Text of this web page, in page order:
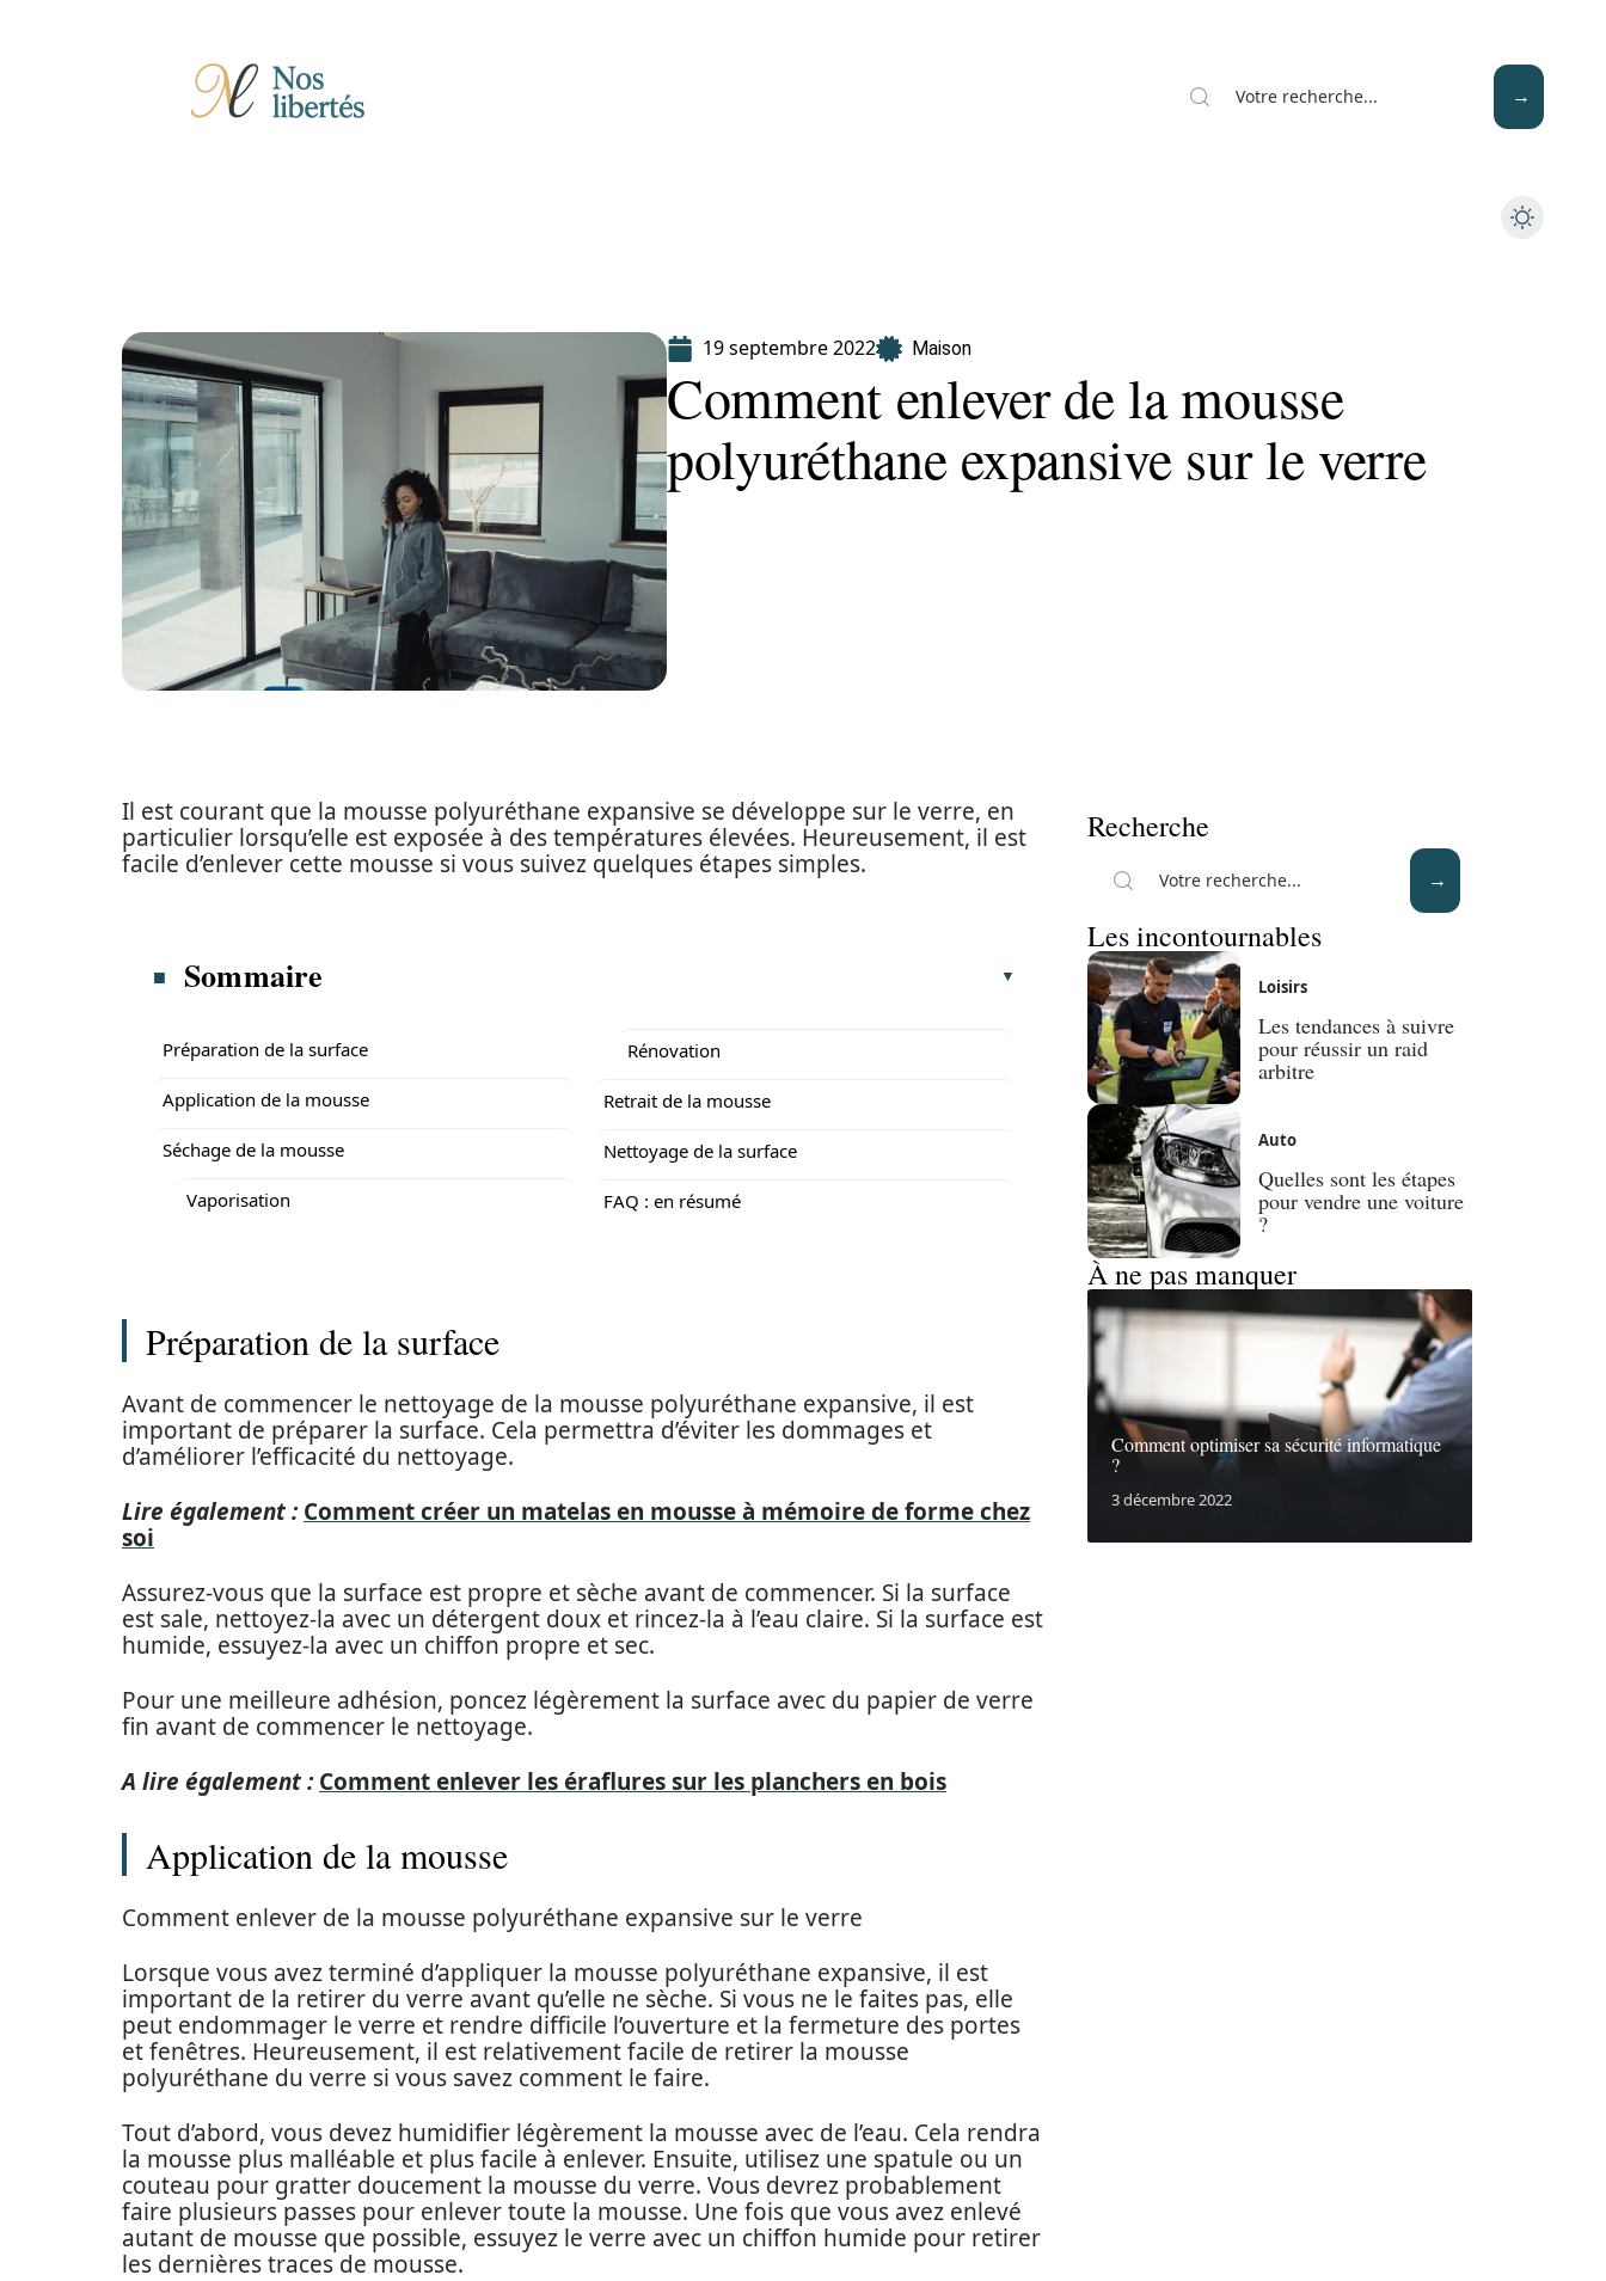
19 septembre 2022 Maison
Comment enlever de la mousse
polyuréthane expansive sur le verre
Il est courant que la mousse polyuréthane expansive se développe sur le verre, en
particulier lorsqu’elle est exposée à des températures élevées. Heureusement, il est
facile d’enlever cette mousse si vous suivez quelques étapes simples.
Sommaire
Préparation de la surface
Application de la mousse
Séchage de la mousse
Vaporisation
Rénovation
Retrait de la mousse
Nettoyage de la surface
FAQ : en résumé
Préparation de la surface
Avant de commencer le nettoyage de la mousse polyuréthane expansive, il est
important de préparer la surface. Cela permettra d’éviter les dommages et
d’améliorer l’efficacité du nettoyage.
Lire également : Comment créer un matelas en mousse à mémoire de forme chez
soi
Assurez-vous que la surface est propre et sèche avant de commencer. Si la surface
est sale, nettoyez-la avec un détergent doux et rincez-la à l’eau claire. Si la surface est
humide, essuyez-la avec un chiffon propre et sec.
Pour une meilleure adhésion, poncez légèrement la surface avec du papier de verre
fin avant de commencer le nettoyage.
A lire également : Comment enlever les éraflures sur les planchers en bois
Application de la mousse
Comment enlever de la mousse polyuréthane expansive sur le verre
Lorsque vous avez terminé d’appliquer la mousse polyuréthane expansive, il est
important de la retirer du verre avant qu’elle ne sèche. Si vous ne le faites pas, elle
peut endommager le verre et rendre difficile l’ouverture et la fermeture des portes
et fenêtres. Heureusement, il est relativement facile de retirer la mousse
polyuréthane du verre si vous savez comment le faire.
Tout d’abord, vous devez humidifier légèrement la mousse avec de l’eau. Cela rendra
la mousse plus malléable et plus facile à enlever. Ensuite, utilisez une spatule ou un
couteau pour gratter doucement la mousse du verre. Vous devrez probablement
faire plusieurs passes pour enlever toute la mousse. Une fois que vous avez enlevé
autant de mousse que possible, essuyez le verre avec un chiffon humide pour retirer
les dernières traces de mousse.
Recherche
Les incontournables
Loisirs
Les tendances à suivre
pour réussir un raid
arbitre
Auto
Quelles sont les étapes
pour vendre une voiture
?
À ne pas manquer
Comment optimiser sa sécurité informatique
?
3 décembre 2022